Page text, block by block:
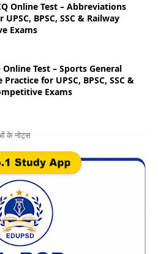
Online Test – Abbreviations
BPSC, SSC & Railway
Exams
Test – Sports General
for UPSC, BPSC, SSC &
Exams
के नोट्स